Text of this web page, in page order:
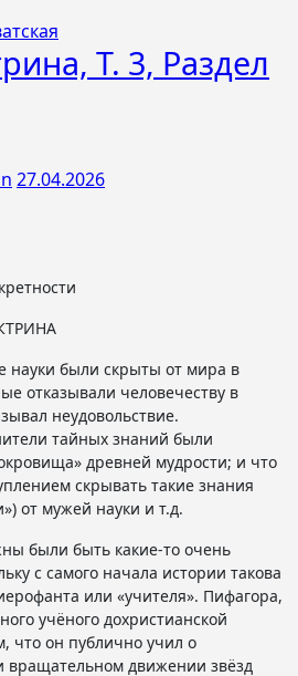
Т. 3, Раздел
27.04.2026
науки были скрыты от мира в
отказывали человечеству в
неудовольствие.
тайных знаний были
древней мудрости; и что
скрывать такие знания
от мужей науки и т.д.
были быть какие-то очень
с самого начала истории такова
или «учителя». Пифагора,
учёного дохристианской
что он публично учил о
вращательном движении звёзд